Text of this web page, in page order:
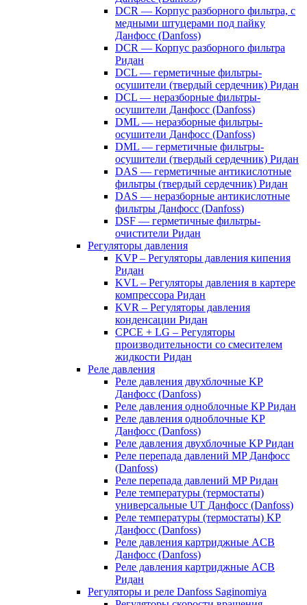
DCR — Корпус разборного фильтра, с
медными штуцерами под пайку
Данфосс (Danfoss)
DCR — Корпус разборного фильтра
Ридан
DCL — герметичные фильтры-
осушители (твердый сердечник) Ридан
DCL — неразборные фильтры-
осушители Данфосс (Danfoss)
DML — неразборные фильтры-
осушители Данфосс (Danfoss)
DML — герметичные фильтры-
осушители (твердый сердечник) Ридан
DAS — герметичные антикислотные
фильтры (твердый сердечник) Ридан
DAS — неразборные антикислотные
фильтры Данфосс (Danfoss)
DSF — герметичные фильтры-
очистители Ридан
Регуляторы давления
KVP – Регуляторы давления кипения
Ридан
KVL – Регуляторы давления в картере
компрессора Ридан
KVR – Регуляторы давления
конденсации Ридан
CPCE + LG – Регуляторы
производительности со смесителем
жидкости Ридан
Реле давления
Реле давления двухблочные KP
Данфосс (Danfoss)
Реле давления одноблочные KP Ридан
Реле давления одноблочные KP
Данфосс (Danfoss)
Реле давления двухблочные KP Ридан
Реле перепада давлений MP Данфосс
(Danfoss)
Реле перепада давлений MP Ридан
Реле температуры (термостаты)
универсальные UT Данфосс (Danfoss)
Реле температуры (термостаты) KP
Данфосс (Danfoss)
Реле давления картриджные ACB
Данфосс (Danfoss)
Реле давления картриджные ACB
Ридан
Регуляторы и реле Danfoss Saginomiya